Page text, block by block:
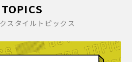
TOPICS
スタイルトピックス